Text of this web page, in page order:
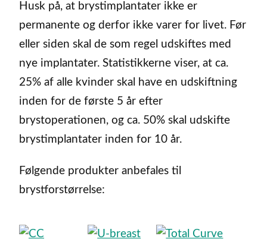
Husk på, at brystimplantater ikke er
permanente og derfor ikke varer for livet. Før
eller siden skal de som regel udskiftes med
nye implantater. Statistikkerne viser, at ca.
25% af alle kvinder skal have en udskiftning
inden for de første 5 år efter
brystoperationen, og ca. 50% skal udskifte
brystimplantater inden for 10 år.
Følgende produkter anbefales til
brystforstørrelse: